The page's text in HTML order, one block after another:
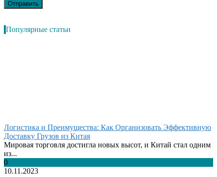
Популярные статьи
Логистика и Преимущества: Как Организовать Эффективную
Доставку Грузов из Китая
Мировая торговля достигла новых высот, и Китай стал одним
из...
0
10.11.2023